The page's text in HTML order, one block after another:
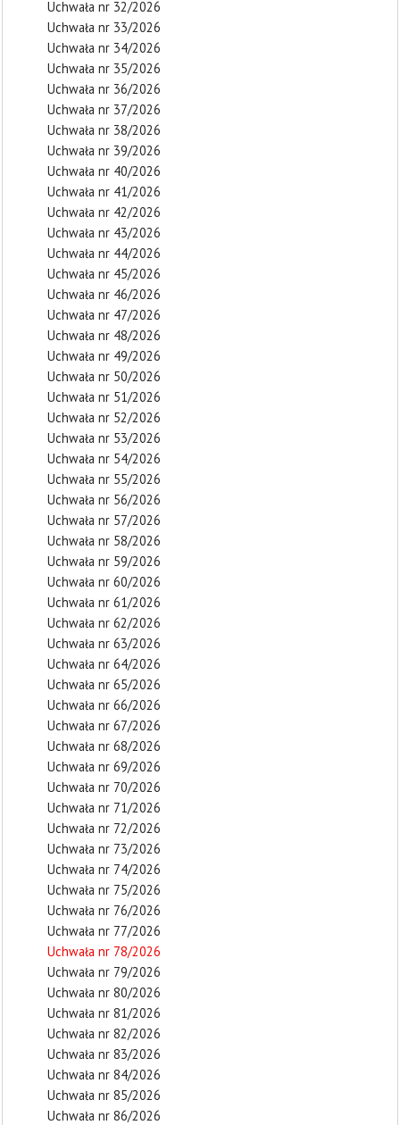
Uchwała nr 32/2026
Uchwała nr 33/2026
Uchwała nr 34/2026
Uchwała nr 35/2026
Uchwała nr 36/2026
Uchwała nr 37/2026
Uchwała nr 38/2026
Uchwała nr 39/2026
Uchwała nr 40/2026
Uchwała nr 41/2026
Uchwała nr 42/2026
Uchwała nr 43/2026
Uchwała nr 44/2026
Uchwała nr 45/2026
Uchwała nr 46/2026
Uchwała nr 47/2026
Uchwała nr 48/2026
Uchwała nr 49/2026
Uchwała nr 50/2026
Uchwała nr 51/2026
Uchwała nr 52/2026
Uchwała nr 53/2026
Uchwała nr 54/2026
Uchwała nr 55/2026
Uchwała nr 56/2026
Uchwała nr 57/2026
Uchwała nr 58/2026
Uchwała nr 59/2026
Uchwała nr 60/2026
Uchwała nr 61/2026
Uchwała nr 62/2026
Uchwała nr 63/2026
Uchwała nr 64/2026
Uchwała nr 65/2026
Uchwała nr 66/2026
Uchwała nr 67/2026
Uchwała nr 68/2026
Uchwała nr 69/2026
Uchwała nr 70/2026
Uchwała nr 71/2026
Uchwała nr 72/2026
Uchwała nr 73/2026
Uchwała nr 74/2026
Uchwała nr 75/2026
Uchwała nr 76/2026
Uchwała nr 77/2026
Uchwała nr 78/2026
Uchwała nr 79/2026
Uchwała nr 80/2026
Uchwała nr 81/2026
Uchwała nr 82/2026
Uchwała nr 83/2026
Uchwała nr 84/2026
Uchwała nr 85/2026
Uchwała nr 86/2026